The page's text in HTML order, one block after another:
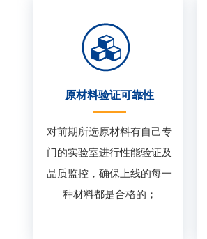
原材料验证可靠性
对前期所选原材料有自己专
门的实验室进行性能验证及
品质监控，确保上线的每一
种材料都是合格的；